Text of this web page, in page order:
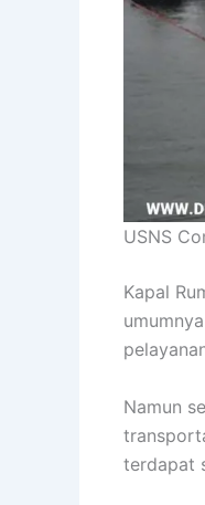
USNS
Kapal
Namun
terdapat